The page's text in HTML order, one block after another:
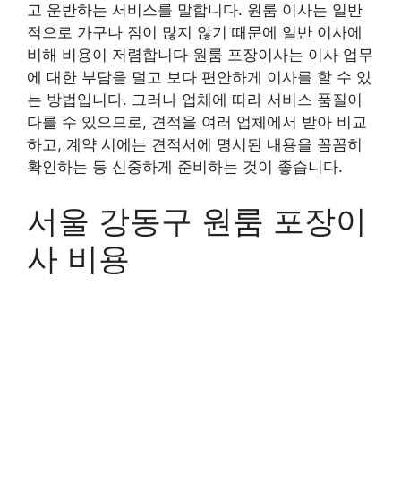
고 운반하는 서비스를 말합니다. 원룸 이사는 일반
적으로 가구나 짐이 많지 않기 때문에 일반 이사에
비해 비용이 저렴합니다 원룸 포장이사는 이사 업무
에 대한 부담을 덜고 보다 편안하게 이사를 할 수 있
는 방법입니다. 그러나 업체에 따라 서비스 품질이
다를 수 있으므로, 견적을 여러 업체에서 받아 비교
하고, 계약 시에는 견적서에 명시된 내용을 꼼꼼히
확인하는 등 신중하게 준비하는 것이 좋습니다.
서울 강동구 원룸 포장이
사 비용